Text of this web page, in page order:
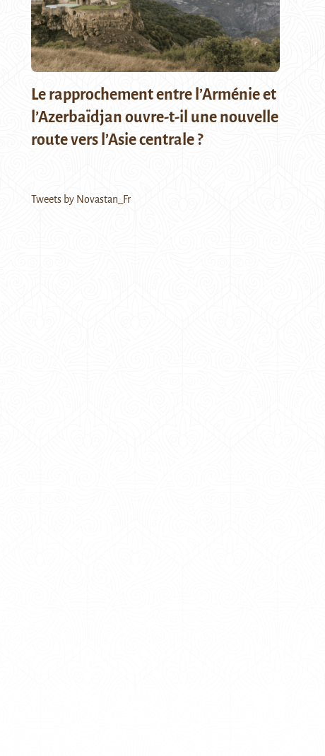
Le rapprochement entre l’Arménie et
l’Azerbaïdjan ouvre-t-il une nouvelle
route vers l’Asie centrale ?
Tweets by Novastan_Fr